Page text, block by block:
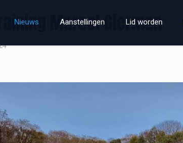
Nieuws Aanstellingen Lid worden
Marcel Gierman